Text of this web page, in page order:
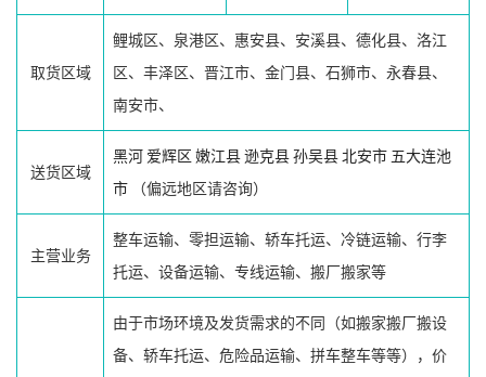
取货区域
鲤城区、泉港区、惠安县、安溪县、德化县、洛江
区、丰泽区、晋江市、金门县、石狮市、永春县、
南安市、
送货区域
黑河 爱辉区 嫩江县逊克县孙吴县北安市 五大连池
市 （偏远地区请咨询）
主营业务
整车运输、零担运输、轿车托运、冷链运输、行李
托运、设备运输、专线运输、搬厂搬家等
由于市场环境及发货需求的不同（如搬家搬厂搬设
备、轿车托运、危险品运输、拼车整车等等），价